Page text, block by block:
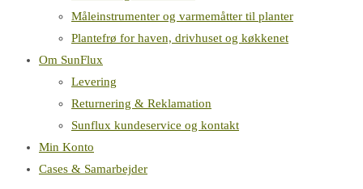
Måleinstrumenter og varmemåtter til planter
Plantefrø for haven, drivhuset og køkkenet
Om SunFlux
Levering
Returnering & Reklamation
Sunflux kundeservice og kontakt
Min Konto
Cases & Samarbejder